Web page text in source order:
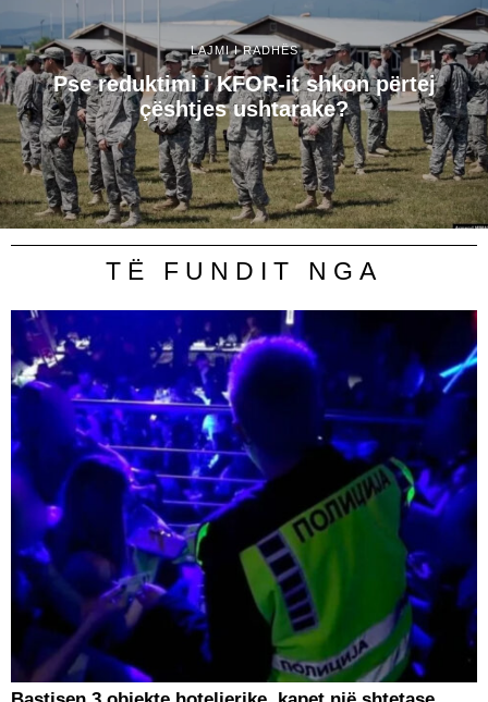
LAJMI I RADHËS
Pse reduktimi i KFOR-it shkon përtej
çështjes ushtarake?
TË FUNDIT NGA